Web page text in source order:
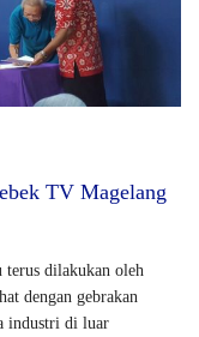
TV Magelang
terus dilakukan oleh
dengan gebrakan
industri di luar